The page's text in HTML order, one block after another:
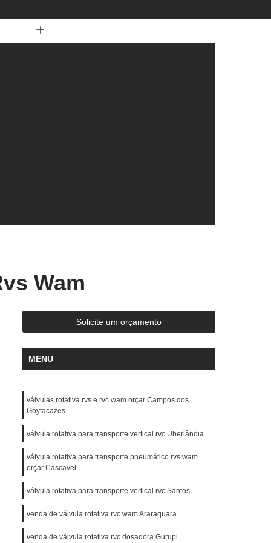
Bag
São Paulo
Descarregador de Grãos Silo
Grãos
Sistema Descarregador Grãos
Grãos Big Bag
Grãos
Distribuidor de Equipamentos Wam
Wam
Distribuidor Oli Wamgroup
Wamgroup
em São Bernardo do Campo
Paulo
Distribuidor Wam Equipamentos
Distribuidor Wamgroup
Comprar Filtro Silotop
em São Bernardo do Campo
Wam
Solicite um orçamento
MENU
válvulas rotativa rvs e rvc wam orçar Campos dos
Goytacazes
válvula rotativa para transporte vertical rvc Uberlândia
válvula rotativa para transporte pneumático rvs wam
orçar Cascavel
válvula rotativa para transporte vertical rvc Santos
venda de válvula rotativa rvc wam Araraquara
venda de válvula rotativa rvc dosadora Gurupi